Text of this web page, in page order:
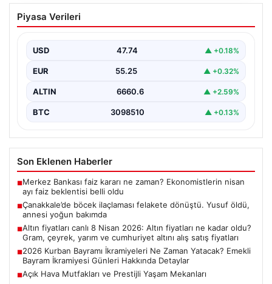
Çanakkale’de böcek ilaçlaması felakete
dönüştü. Yusuf öldü, annesi yoğun
Piyasa Verileri
USD 47.74 ▲ +0.18%
EUR 55.25 ▲ +0.32%
ALTIN 6660.6 ▲ +2.59%
BTC 3098510 ▲ +0.13%
Son Eklenen Haberler
■Merkez Bankası faiz kararı ne zaman? Ekonomistlerin nisan
ayı faiz beklentisi belli oldu
■Çanakkale’de böcek ilaçlaması felakete dönüştü. Yusuf öldü,
annesi yoğun bakımda
■Altın fiyatları canlı 8 Nisan 2026: Altın fiyatları ne kadar oldu?
Gram, çeyrek, yarım ve cumhuriyet altını alış satış fiyatları
■2026 Kurban Bayramı İkramiyeleri Ne Zaman Yatacak? Emekli
Bayram İkramiyesi Günleri Hakkında Detaylar
■Açık Hava Mutfakları ve Prestijli Yaşam Mekanları